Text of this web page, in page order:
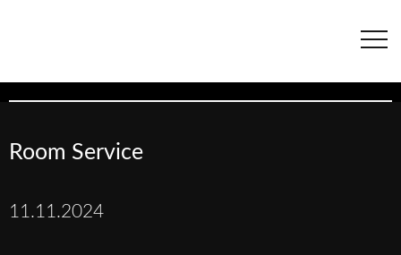
Room Service
11.11.2024